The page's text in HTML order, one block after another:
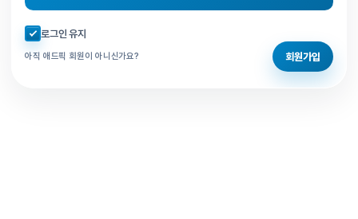
자동로그인 체크
로그인 유지
아직 애드픽 회원이 아니신가요? 회원가입